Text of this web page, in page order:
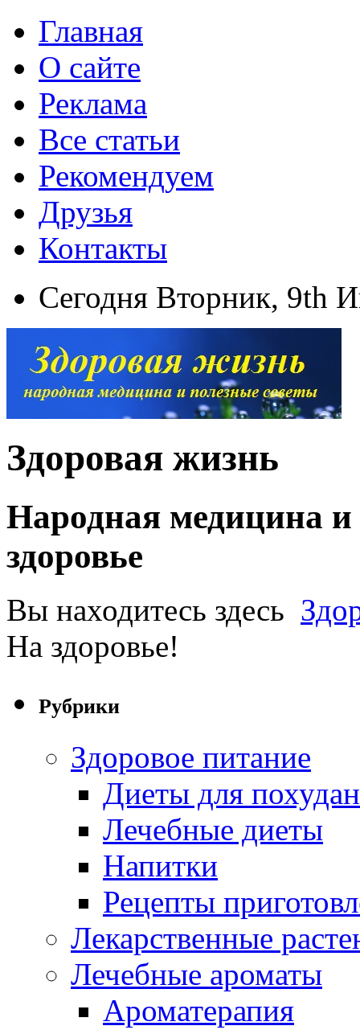
Главная
О сайте
Реклама
Все статьи
Рекомендуем
Друзья
Контакты
Сегодня Вторник, 9th
Здоровая жизнь
Народная медицина и
здоровье
Вы находитесь здесь
На здоровье!
Рубрики
Здоровое питание
Диеты для
Лечебные диеты
Напитки
Рецепты
Лекарственные
Лечебные ароматы
Ароматерапия